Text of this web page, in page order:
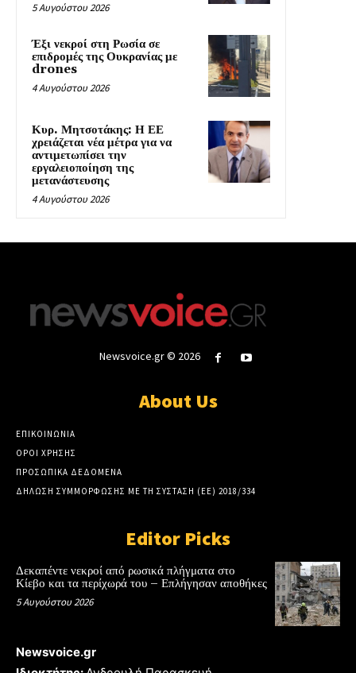
5 Αυγούστου 2026
Έξι νεκροί στη Ρωσία σε
επιδρομές της Ουκρανίας με
drones
4 Αυγούστου 2026
Κυρ. Μητσοτάκης: Η ΕΕ
χρειάζεται νέα μέτρα για να
αντιμετωπίσει την
εργαλειοποίηση της
μετανάστευσης
4 Αυγούστου 2026
Newsvoice.gr © 2026
About Us
ΕΠΙΚΟΙΝΩΝΙΑ
ΟΡΟΙ ΧΡΗΣΗΣ
ΠΡΟΣΩΠΙΚΑ ΔΕΔΟΜΕΝΑ
ΔΗΛΩΣΗ ΣΥΜΜΟΡΦΩΣΗΣ ΜΕ ΤΗ ΣΥΣΤΑΣΗ (ΕΕ) 2018/334
Editor Picks
Δεκαπέντε νεκροί από ρωσικά πλήγματα στο
Κίεβο και τα περίχωρά του – Επλήγησαν αποθήκες
5 Αυγούστου 2026
Newsvoice.gr